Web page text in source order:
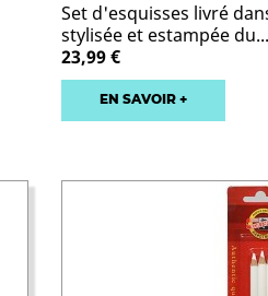
Set d'esquisses livré
stylisée et estampée du...
23,99 €
EN SAVOIR +